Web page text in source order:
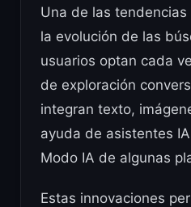
Una de las
la evolución de las
usuarios optan cada
de exploración
integran texto,
ayuda de asistentes
Modo IA de algunas
Estas innovaciones